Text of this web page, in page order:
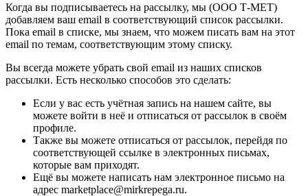
Когда вы подписываетесь на рассылку, мы (ООО Т-МЕТ)
добавляем ваш email в соответствующий список рассылки.
Пока email в списке, мы знаем, что можем писать вам на этот
email по темам, соответствующим этому списку.
Вы всегда можете убрать свой email из наших списков
рассылки. Есть несколько способов это сделать:
Если у вас есть учётная запись на нашем сайте, вы
можете войти в неё и отписаться от рассылок в своём
профиле.
Также вы можете отписаться от рассылок, перейдя по
соответствующей ссылке в электронных письмах,
которые вам приходят.
Ещё вы можете написать нам электронное письмо на
адрес marketplace@mirkrepega.ru.